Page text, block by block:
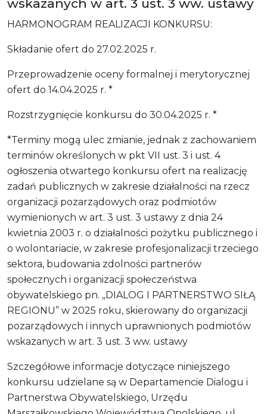
wskazanych w art. 3 ust. 3 ww. ustawy
HARMONOGRAM REALIZACJI KONKURSU:
Składanie ofert do 27.02.2025 r.
Przeprowadzenie oceny formalnej i merytorycznej
ofert do 14.04.2025 r. *
Rozstrzygnięcie konkursu do 30.04.2025 r. *
*Terminy mogą ulec zmianie, jednak z zachowaniem
terminów określonych w pkt VII ust. 3 i ust. 4
ogłoszenia otwartego konkursu ofert na realizację
zadań publicznych w zakresie działalności na rzecz
organizacji pozarządowych oraz podmiotów
wymienionych w art. 3 ust. 3 ustawy z dnia 24
kwietnia 2003 r. o działalności pożytku publicznego i
o wolontariacie, w zakresie profesjonalizacji trzeciego
sektora, budowania zdolności partnerów
społecznych i organizacji społeczeństwa
obywatelskiego pn. „DIALOG I PARTNERSTWO SIŁĄ
REGIONU” w 2025 roku, skierowany do organizacji
pozarządowych i innych uprawnionych podmiotów
wskazanych w art. 3 ust. 3 ww. ustawy
Szczegółowe informacje dotyczące niniejszego
konkursu udzielane są w Departamencie Dialogu i
Partnerstwa Obywatelskiego, Urzędu